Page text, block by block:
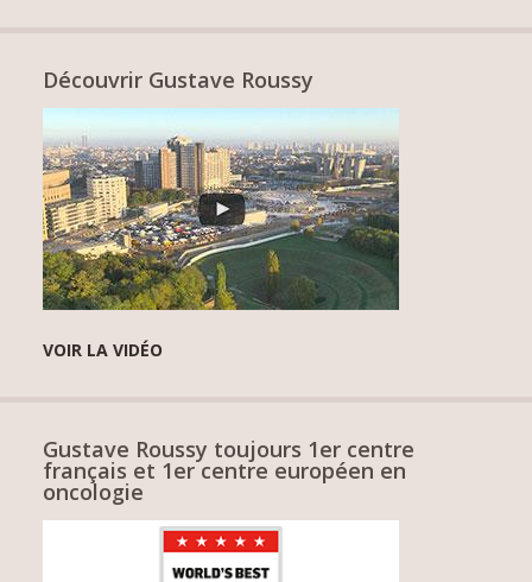
Découvrir Gustave Roussy
VOIR LA VIDÉO
Gustave Roussy toujours 1er centre
français et 1er centre européen en
oncologie